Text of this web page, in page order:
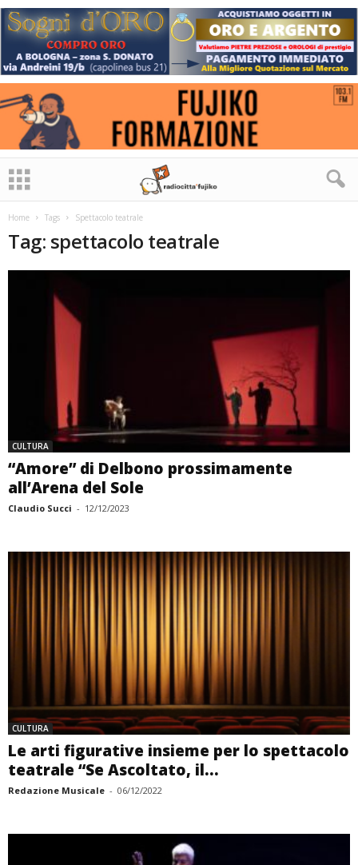
Home Tags Spettacolo teatrale
Tag: spettacolo teatrale
CULTURA
“Amore” di Delbono prossimamente
all’Arena del Sole
Claudio Succi - 12/12/2023
CULTURA
Le arti figurative insieme per lo spettacolo
teatrale “Se Ascoltato, il...
Redazione Musicale - 06/12/2022